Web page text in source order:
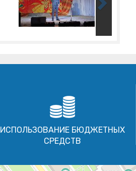
ИСПОЛЬЗОВАНИЕ БЮДЖЕТНЫХ
СРЕДСТВ